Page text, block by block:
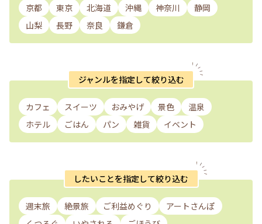
京都 東京 北海道 沖縄 神奈川
静岡
山梨
長野 奈良 鎌倉
ジャンルを指定して絞り込む
カフェ スイーツ おみやげ 景色
温泉
ホテル
ごはん パン 雑貨 イベント
したいことを指定して絞り込む
週末旅 絶景旅 ご利益めぐり
アートさんぽ